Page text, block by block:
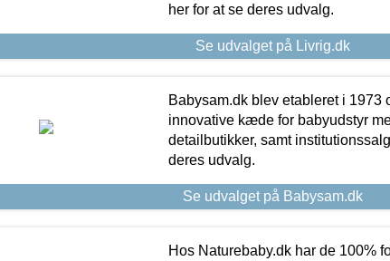
her for at se deres udvalg.
Se udvalget på Livrig.dk
Babysam.dk blev etableret i 1973
innovative kæde for babyudstyr
detailbutikker, samt
deres udvalg.
Se udvalget på Babysam.dk
Hos Naturebaby.dk har de 100%